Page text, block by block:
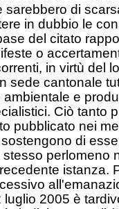
di
in dubbio le
del citato
o
in virtù del
sede cantonale
e
Ciò tanto
pubblicato nei
di
perlomeno
istanza.
2005 è